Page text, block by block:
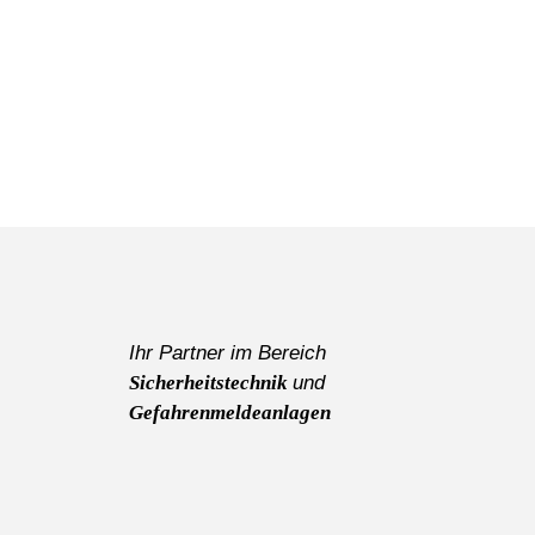
Ihr Partner im Bereich
Sicherheitstechnik und
Gefahrenmeldeanlagen